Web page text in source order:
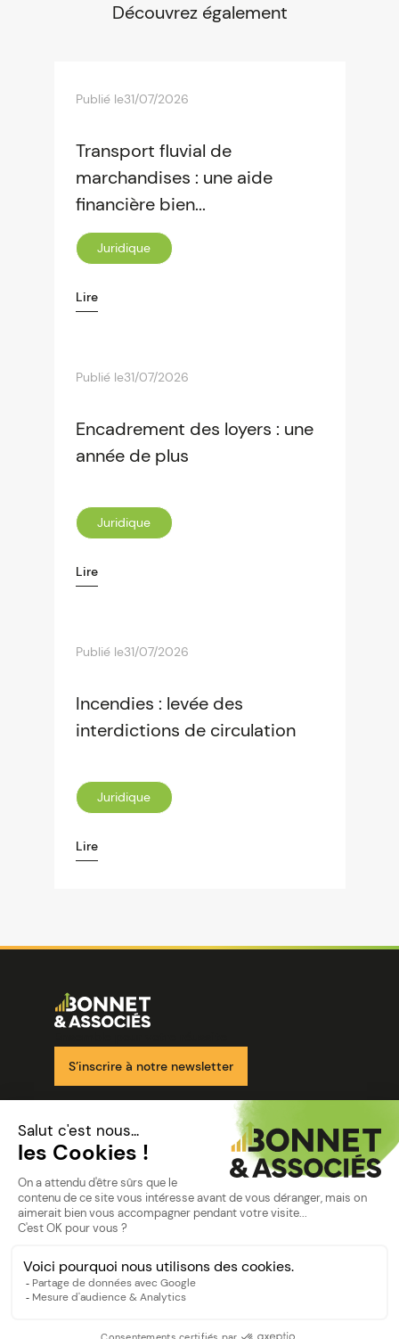
Découvrez également
Publié le31/07/2026
Transport fluvial de
marchandises : une aide
financière bien...
Juridique
Lire
Publié le31/07/2026
Encadrement des loyers : une
année de plus
Juridique
Lire
Publié le31/07/2026
Incendies : levée des
interdictions de circulation
Juridique
Lire
Image
S’inscrire à notre newsletter
Nos solutions
Nos cabinets
Mon espace client
Politique de confidentialité
©Bonnet2023